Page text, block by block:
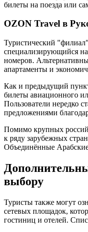
билеты на поезда или
OZON Travel в
Туристический
специализирующийся
номеров.
апартаменты и
Как и предыдущий
билеты авиационного
Пользователи нередко
предложениями
Помимо крупных
к ряду зарубежных
Объединённые
выбору
Туристы также могут
сетевых площадок,
гостиниц и отелей.